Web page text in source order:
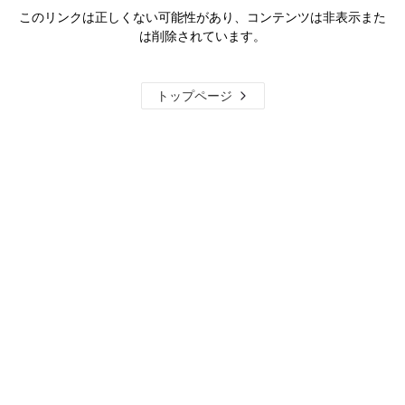
このリンクは正しくない可能性があり、コンテンツは非表示また
は削除されています。
トップページ